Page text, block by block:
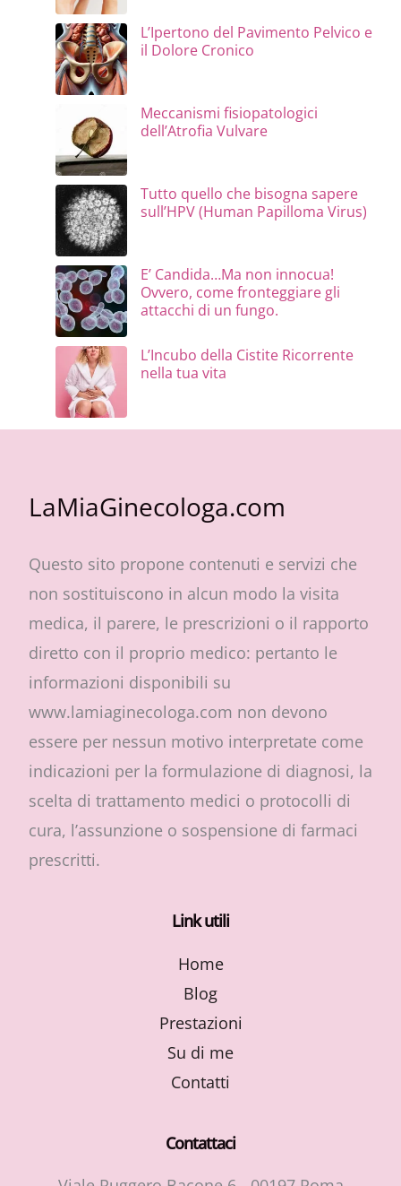
L’Ipertono del Pavimento Pelvico e
il Dolore Cronico
Meccanismi fisiopatologici
dell’Atrofia Vulvare
Tutto quello che bisogna sapere
sull’HPV (Human Papilloma Virus)
E’ Candida…Ma non innocua!
Ovvero, come fronteggiare gli
attacchi di un fungo.
L’Incubo della Cistite Ricorrente
nella tua vita
LaMiaGinecologa.com
Questo sito propone contenuti e servizi che
non sostituiscono in alcun modo la visita
medica, il parere, le prescrizioni o il rapporto
diretto con il proprio medico: pertanto le
informazioni disponibili su
www.lamiaginecologa.com non devono
essere per nessun motivo interpretate come
indicazioni per la formulazione di diagnosi, la
scelta di trattamento medici o protocolli di
cura, l’assunzione o sospensione di farmaci
prescritti.
Link utili
Home
Blog
Prestazioni
Su di me
Contatti
Contattaci